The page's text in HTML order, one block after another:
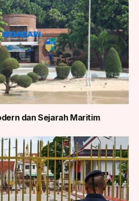
dan Sejarah Maritim